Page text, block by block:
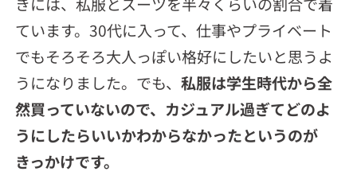
ています。30代に入って、仕事やプライベート
でもそろそろ大人っぽい格好にしたいと思うよ
うになりました。でも、私服は学生時代から全
然買っていないので、カジュアル過ぎてどのよ
うにしたらいいかわからなかったというのが
きっかけです。